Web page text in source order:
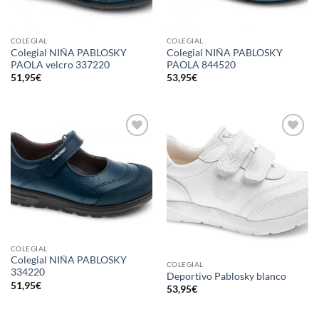
COLEGIAL
Colegial NIÑA PABLOSKY
PAOLA velcro 337220
51,95€
COLEGIAL
Colegial NIÑA PABLOSKY
PAOLA 844520
53,95€
lista de
deseos
COLEGIAL
Colegial NIÑA PABLOSKY
334220
51,95€
deseos
COLEGIAL
Deportivo Pablosky blanco
53,95€